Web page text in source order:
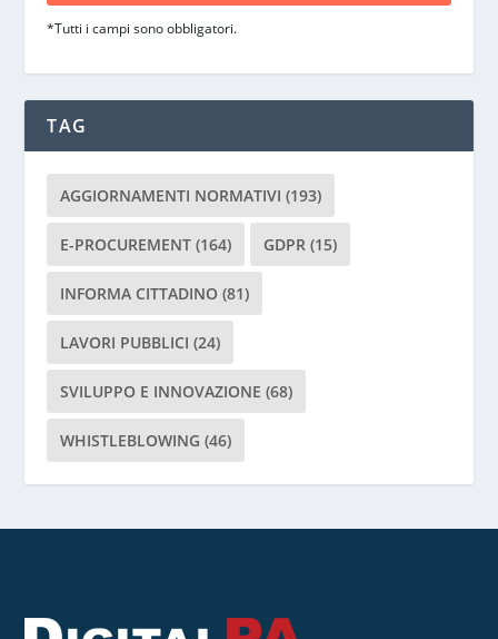
r
e
d
s
i
r
v
o
u
o
*Tutti i campi sono obbligatori.
TAG
AGGIORNAMENTI NORMATIVI (193)
E-PROCUREMENT (164) GDPR (15)
INFORMA CITTADINO (81)
LAVORI PUBBLICI (24)
SVILUPPO E INNOVAZIONE (68)
WHISTLEBLOWING (46)